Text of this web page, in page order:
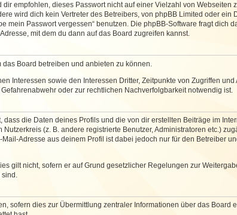
empfohlen, dieses Passwort nicht auf einer Vielzahl von Webseiten
wird dich kein Vertreter des Betreibers, von phpBB Limited oder ein
mein Passwort vergessen“ benutzen. Die phpBB-Software fragt dich
mit dem du dann auf das Board zugreifen kannst.
Board betreiben und anbieten zu können.
Interessen sowie den Interessen Dritter, Zeitpunkte von Zugriffen und
oder zur rechtlichen Nachverfolgbarkeit notwendig ist.
die Daten deines Profils und die von dir erstellten Beiträge im
(z. B. andere registrierte Benutzer, Administratoren etc.)
Adresse aus deinem Profil ist dabei jedoch nur für den Betreiber
gilt nicht, sofern er auf Grund gesetzlicher Regelungen zur
sofern dies zur Übermittlung zentraler Informationen über das Board